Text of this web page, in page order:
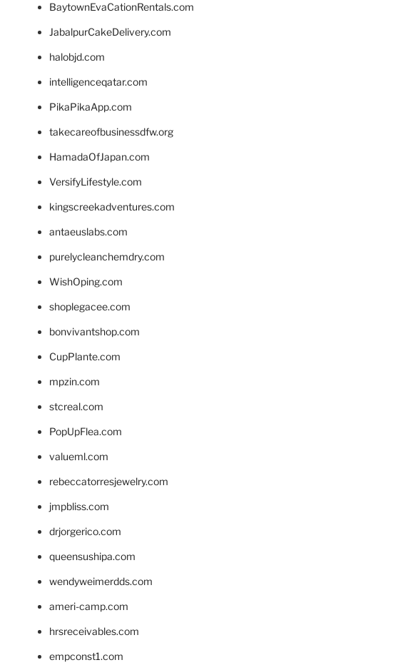
BaytownEvaCationRentals.com
JabalpurCakeDelivery.com
halobjd.com
intelligenceqatar.com
PikaPikaApp.com
takecareofbusinessdfw.org
HamadaOfJapan.com
VersifyLifestyle.com
kingscreekadventures.com
antaeuslabs.com
purelycleanchemdry.com
WishOping.com
shoplegacee.com
bonvivantshop.com
CupPlante.com
mpzin.com
stcreal.com
PopUpFlea.com
valueml.com
rebeccatorresjewelry.com
jmpbliss.com
drjorgerico.com
queensushipa.com
wendyweimerdds.com
ameri-camp.com
hrsreceivables.com
empconst1.com